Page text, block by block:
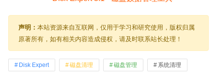
声明： 本站资源来自互联网，仅用于学习和研究使用，版权归属
原著所有，如有相关内容造成侵权，请及时联系站长处理！
Disk Expert 磁盘清理 磁盘管理 系统清理